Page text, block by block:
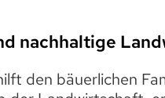
nachhaltige
den bäuerlichen